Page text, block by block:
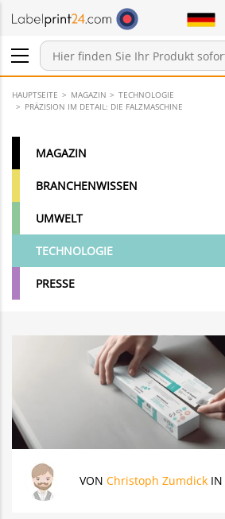
Anmelden / Registrieren
Warenkorb
Mitteilungen
HAUPTSEITE MAGAZIN
TECHNOLOGIE
PRÄZISION IM DETAIL: DIE FALZMASCHINE
MAGAZIN
BRANCHENWISSEN
UMWELT
TECHNOLOGIE
PRESSE
VON Christoph Zumdick IN